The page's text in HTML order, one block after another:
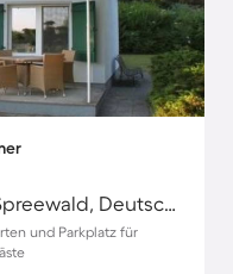
Schwielochsee, Dahme-Spreewald, Deutschland
und Parkplatz für